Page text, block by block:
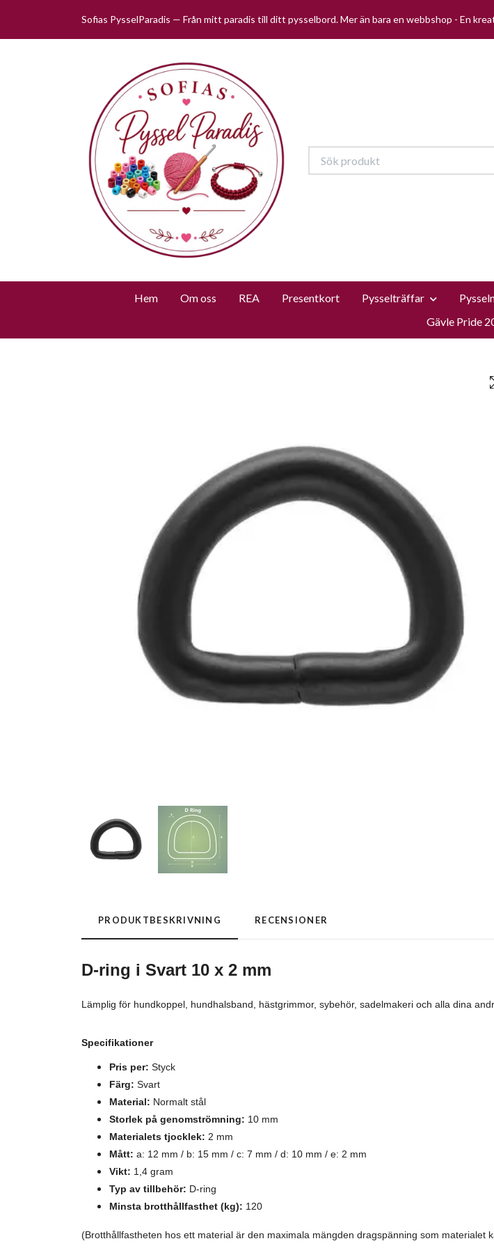
Sofias PysselParadis — Från mitt paradis till ditt pysselbord. Mer än bara en webbshop - En
Hem Om oss REA Presentkort Pysselträffar
Gävle Pride
PRODUKTBESKRIVNING RECENSIONER
D-ring i Svart 10 x 2 mm
Lämplig för hundkoppel, hundhalsband, hästgrimmor, sybehör, sadelmakeri och alla dina
Specifikationer
Pris per: Styck
Färg: Svart
Material: Normalt stål
Storlek på genomströmning: 10 mm
Materialets tjocklek: 2 mm
Mått: a: 12 mm / b: 15 mm / c: 7 mm / d: 10 mm / e: 2 mm
Vikt: 1,4 gram
Typ av tillbehör: D-ring
Minsta brotthållfasthet (kg): 120
(Brotthållfastheten hos ett material är den maximala mängden dragspänning som